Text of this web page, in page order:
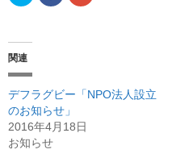
て
t
t
e
r
で
共
有
(
有
(
新
し
い
ウ
l
e
関連
デフラグビー「NPO法人設立
のお知らせ」
2016年4月18日
お知らせ